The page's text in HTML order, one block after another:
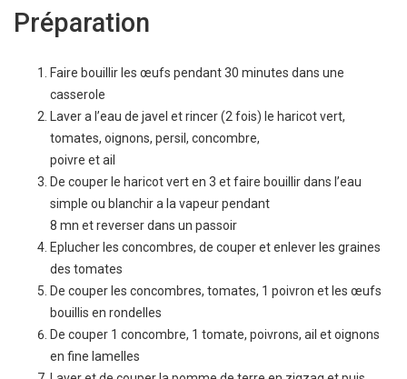
Préparation
Faire bouillir les œufs pendant 30 minutes dans une
casserole
Laver a l’eau de javel et rincer (2 fois) le haricot vert,
tomates, oignons, persil, concombre,
poivre et ail
De couper le haricot vert en 3 et faire bouillir dans l’eau
simple ou blanchir a la vapeur pendant
8 mn et reverser dans un passoir
Eplucher les concombres, de couper et enlever les graines
des tomates
De couper les concombres, tomates, 1 poivron et les œufs
bouillis en rondelles
De couper 1 concombre, 1 tomate, poivrons, ail et oignons
en fine lamelles